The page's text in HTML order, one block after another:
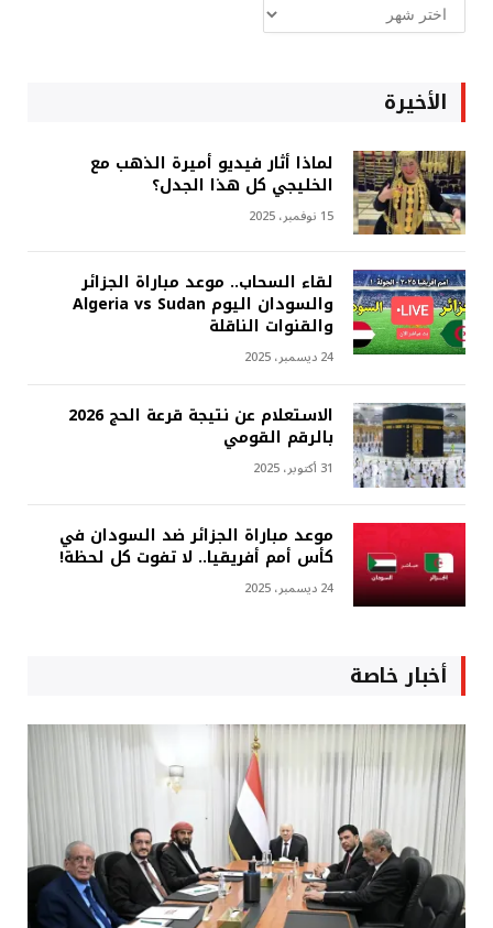
غربة
الأخيرة
لماذا أثار فيديو أميرة الذهب مع
الخليجي كل هذا الجدل؟
15 نوفمبر، 2025
لقاء السحاب.. موعد مباراة الجزائر
والسودان اليوم Algeria vs Sudan
والقنوات الناقلة
24 ديسمبر، 2025
الاستعلام عن نتيجة قرعة الحج 2026
بالرقم القومي
31 أكتوبر، 2025
موعد مباراة الجزائر ضد السودان في
كأس أمم أفريقيا.. لا تفوت كل لحظة!
24 ديسمبر، 2025
أخبار خاصة